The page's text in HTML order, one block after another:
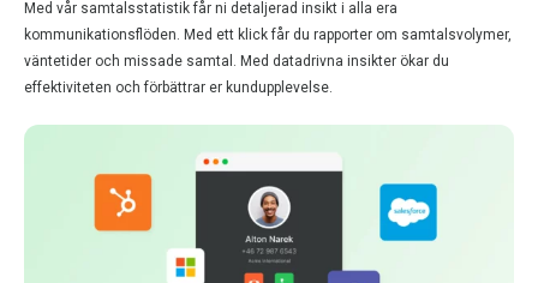
Med vår samtalsstatistik får ni detaljerad insikt i alla era
kommunikationsflöden. Med ett klick får du rapporter om samtalsvolymer,
väntetider och missade samtal. Med datadrivna insikter ökar du
effektiviteten och förbättrar er kundupplevelse.